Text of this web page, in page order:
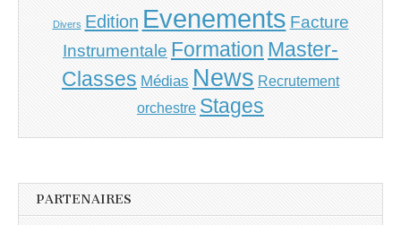
Divers Edition Evenements Facture
Instrumentale Formation Master-
Classes Médias News Recrutement
orchestre Stages
PARTENAIRES